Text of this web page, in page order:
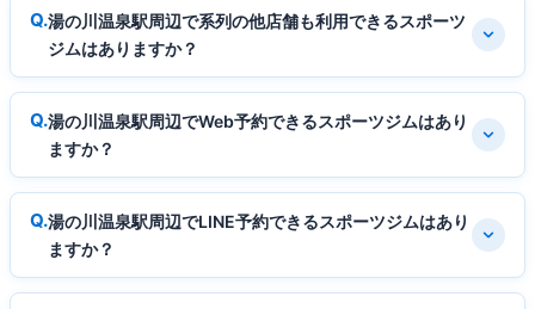
湯の川温泉駅周辺で系列の他店舗も利用できるスポーツ
ジムはありますか？
湯の川温泉駅周辺でWeb予約できるスポーツジムはあり
ますか？
湯の川温泉駅周辺でLINE予約できるスポーツジムはあり
ますか？